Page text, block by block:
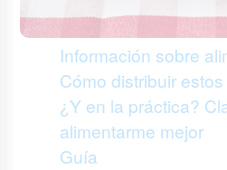
Información sobre
Cómo distribuir
¿Y en la práctica?
alimentarme mejor
Guía